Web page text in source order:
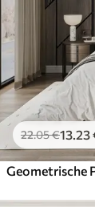
22.05€13 .23
Geometrische